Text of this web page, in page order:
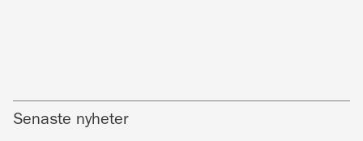
Senaste nyheter